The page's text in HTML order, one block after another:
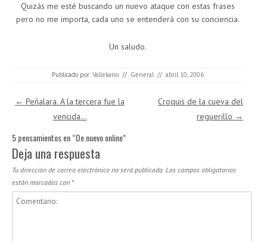
Quizás me esté buscando un nuevo ataque con estas frases
pero no me importa, cada uno se entenderá con su conciencia.
Un saludo.
Publicado por: Vallekano // General // abril 10, 2006
Navegación de entradas
← Peñalara. A la tercera fue la
vencida…
Croquis de la cueva del
reguerillo →
5 pensamientos en “De nuevo online”
Deja una respuesta
Tu dirección de correo electrónico no será publicada. Los campos obligatorios
están marcados con *